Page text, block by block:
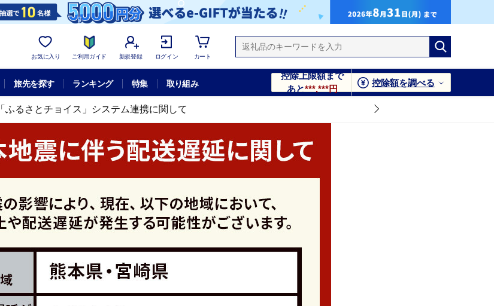
お気に入り ご利用ガイド 新規登録 ログイン カート
旅先を探す ランキング 特集 取り組み
控除上限額まで
あと***,***円
控除額を調べる
「ふるさとチョイス」システム連携に関して